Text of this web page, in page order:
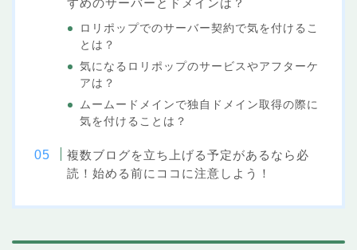
すめのサーバーとドメインは？
ロリポップでのサーバー契約で気を付けるこ
とは？
気になるロリポップのサービスやアフターケ
アは？
ムームードメインで独自ドメイン取得の際に
気を付けることは？
複数ブログを立ち上げる予定があるなら必
読！始める前にココに注意しよう！